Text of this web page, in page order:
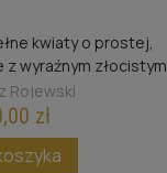
kwiaty o prostej,
wyraźnym złocistym
w duże, efektowne
Rojewski
zł